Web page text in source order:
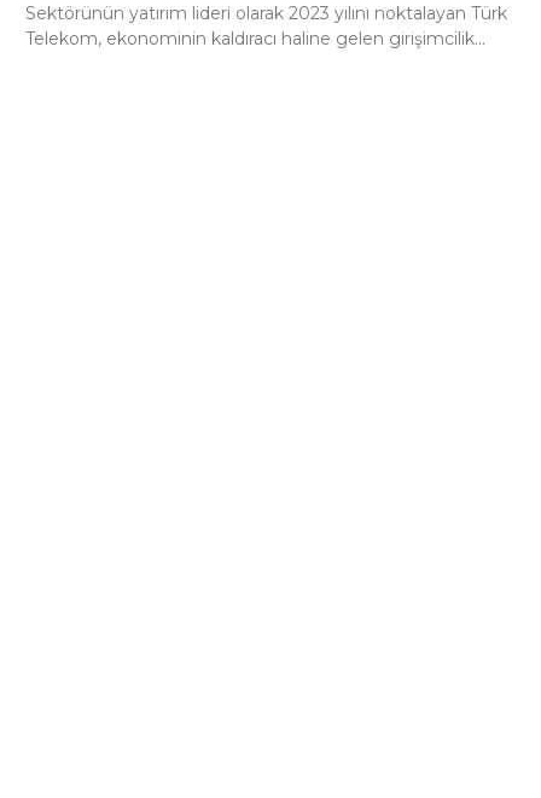
Sektörünün yatırım lideri olarak 2023 yılını noktalayan Türk
Telekom, ekonominin kaldıracı haline gelen girişimcilik...